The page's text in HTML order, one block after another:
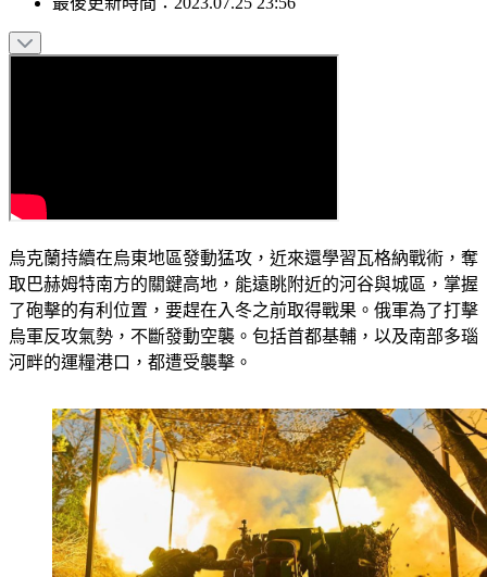
烏克蘭持續在烏東地區發動猛攻，近來還學習瓦格納戰術，奪
取巴赫姆特南方的關鍵高地，能遠眺附近的河谷與城區，掌握
了砲擊的有利位置，要趕在入冬之前取得戰果。俄軍為了打擊
烏軍反攻氣勢，不斷發動空襲。包括首都基輔，以及南部多瑙
河畔的運糧港口，都遭受襲擊。